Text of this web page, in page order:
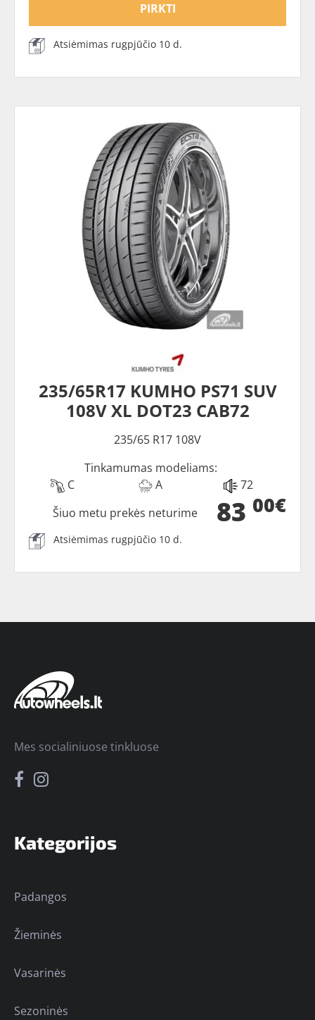
PIRKTI
Atsiėmimas rugpjūčio 10 d.
235/65R17 KUMHO PS71 SUV
108V XL DOT23 CAB72
235/65 R17 108V
Tinkamumas modeliams:
C
A 72
83 00€
Šiuo metu prekės neturime
Atsiėmimas rugpjūčio 10 d.
Kategorijos
Padangos
Žieminės
Vasarinės
Sezoninės
Mes socialiniuose tinkluose